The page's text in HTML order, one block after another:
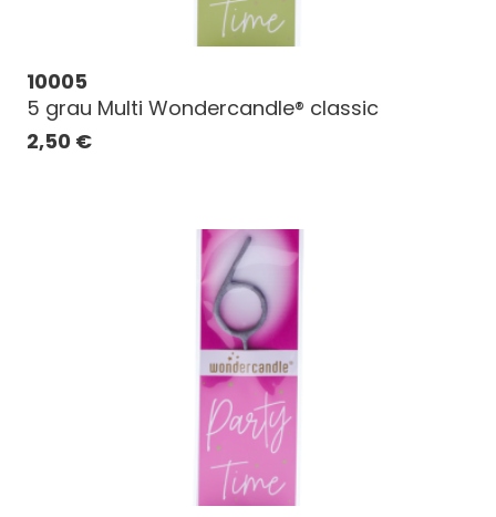
10005
5 grau Multi Wondercandle® classic
2,50 €